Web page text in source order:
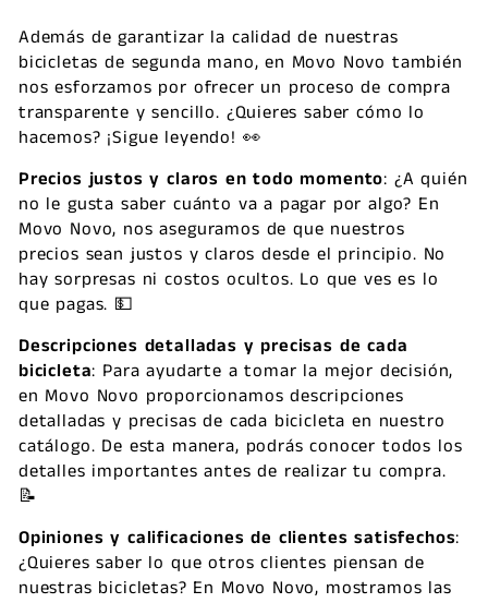
Además de garantizar la calidad de nuestras
bicicletas de segunda mano, en Movo Novo también
nos esforzamos por ofrecer un proceso de compra
transparente y sencillo. ¿Quieres saber cómo lo
hacemos? ¡Sigue leyendo! 👀
Precios justos y claros en todo momento: ¿A quién
no le gusta saber cuánto va a pagar por algo? En
Movo Novo, nos aseguramos de que nuestros
precios sean justos y claros desde el principio. No
hay sorpresas ni costos ocultos. Lo que ves es lo
que pagas. 💵
Descripciones detalladas y precisas de cada
bicicleta: Para ayudarte a tomar la mejor decisión,
en Movo Novo proporcionamos descripciones
detalladas y precisas de cada bicicleta en nuestro
catálogo. De esta manera, podrás conocer todos los
detalles importantes antes de realizar tu compra.
📝
Opiniones y calificaciones de clientes satisfechos:
¿Quieres saber lo que otros clientes piensan de
nuestras bicicletas? En Movo Novo, mostramos las